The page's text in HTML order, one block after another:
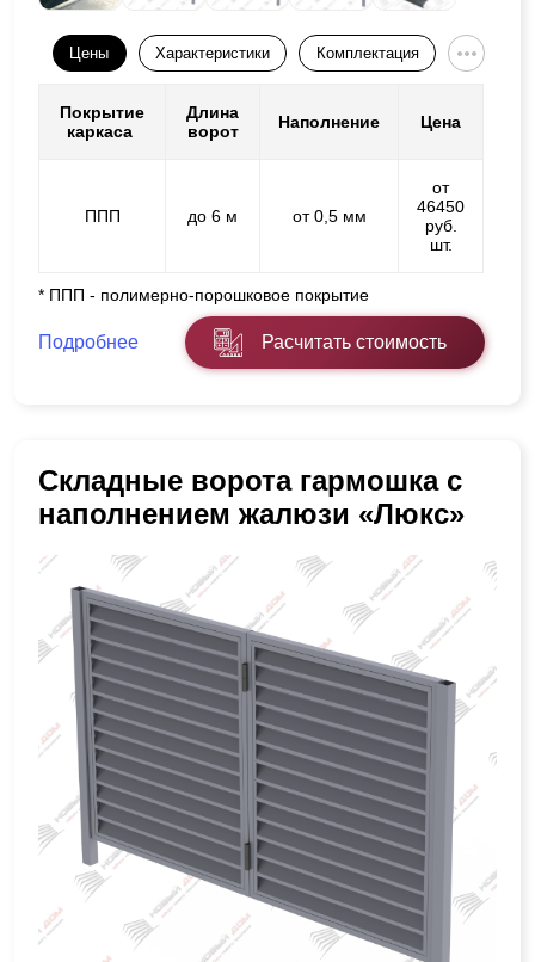
Цены Характеристики Комплектация
Покрытие
каркаса
Длина
ворот
Наполнение Цена
ППП до 6 м от 0,5 мм
от
46450
руб.
шт.
* ППП - полимерно-порошковое покрытие
Подробнее Расчитать стоимость
Складные ворота гармошка с
наполнением жалюзи «Люкс»